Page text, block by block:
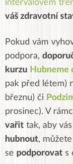
intervalovém
váš zdravotní
Pokud vám
podpora,
kurzu Hubneme
pak před létem)
březnu) či
prosinec). V
vařit tak, aby
hubnout,
se podporovat s